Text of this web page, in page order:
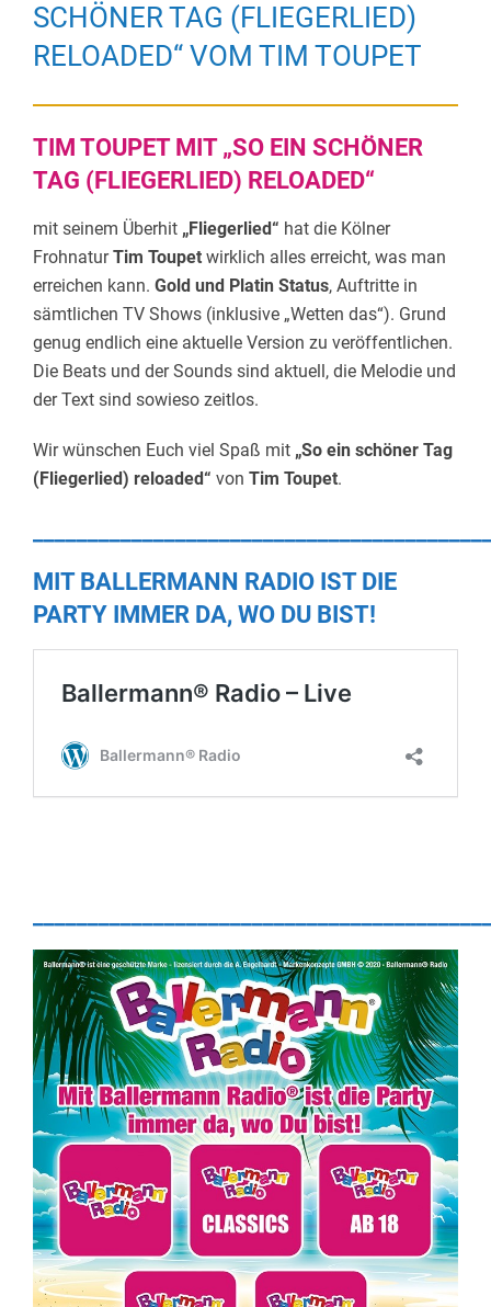
SCHÖNER TAG (FLIEGERLIED)
RELOADED“ VOM TIM TOUPET
TIM TOUPET MIT „SO EIN SCHÖNER
TAG (FLIEGERLIED) RELOADED“
mit seinem Überhit „Fliegerlied“ hat die Kölner
FrohnaturTim Toupet wirklich alles erreicht, was man
erreichen kann. Gold und Platin Status, Auftritte in
sämtlichen TV Shows (inklusive „Wetten das“). Grund
genug endlich eine aktuelle Version zu veröffentlichen.
Die Beats und der Sounds sind aktuell, die Melodie und
der Text sind sowieso zeitlos.
Wir wünschen Euch viel Spaß mit „So ein schöner Tag
(Fliegerlied) reloaded“ von Tim Toupet.
MIT BALLERMANN RADIO IST DIE
PARTY IMMER DA, WO DU BIST!